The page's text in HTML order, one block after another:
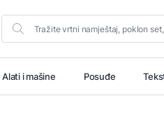
Alati i mašine Posuđe